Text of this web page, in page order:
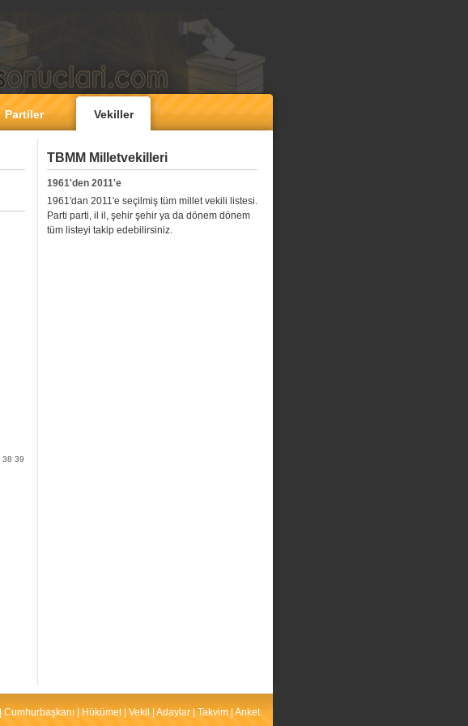
Partiler Vekiller
38 39
TBMM Milletvekilleri
1961'den 2011'e
1961'dan 2011'e seçilmiş tüm millet vekili listesi.
Parti parti, il il, şehir şehir ya da dönem dönem
tüm listeyi takip edebilirsiniz.
Cumhurbaşkanı Hükümet| Vekil Adaylar Takvim Anket